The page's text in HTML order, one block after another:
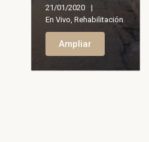
21/01/2020
En Vivo, Rehabilitación
Ampliar